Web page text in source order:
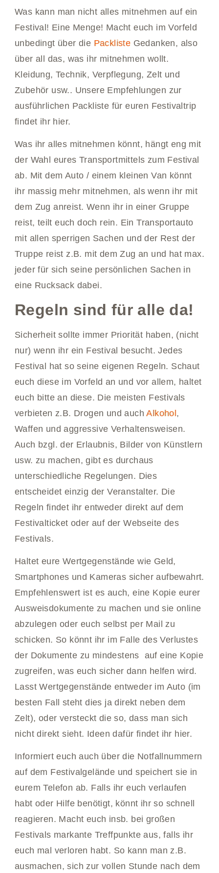
Was kann man nicht alles mitnehmen auf ein
Festival! Eine Menge! Macht euch im Vorfeld
unbedingt über die Packliste Gedanken, also
über all das, was ihr mitnehmen wollt.
Kleidung, Technik, Verpflegung, Zelt und
Zubehör usw.. Unsere Empfehlungen zur
ausführlichen Packliste für euren Festivaltrip
findet ihr hier.
Was ihr alles mitnehmen könnt, hängt eng mit
der Wahl eures Transportmittels zum Festival
ab. Mit dem Auto / einem kleinen Van könnt
ihr massig mehr mitnehmen, als wenn ihr mit
dem Zug anreist. Wenn ihr in einer Gruppe
reist, teilt euch doch rein. Ein Transportauto
mit allen sperrigen Sachen und der Rest der
Truppe reist z.B. mit dem Zug an und hat max.
jeder für sich seine persönlichen Sachen in
eine Rucksack dabei.
Regeln sind für alle da!
Sicherheit sollte immer Priorität haben, (nicht
nur) wenn ihr ein Festival besucht. Jedes
Festival hat so seine eigenen Regeln. Schaut
euch diese im Vorfeld an und vor allem, haltet
euch bitte an diese. Die meisten Festivals
verbieten z.B. Drogen und auchAlkohol,
Waffen und aggressive Verhaltensweisen.
Auch bzgl. der Erlaubnis, Bilder von Künstlern
usw. zu machen, gibt es durchaus
unterschiedliche Regelungen. Dies
entscheidet einzig der Veranstalter. Die
Regeln findet ihr entweder direkt auf dem
Festivalticket oder auf der Webseite des
Festivals.
Haltet eure Wertgegenstände wie Geld,
Smartphones und Kameras sicher aufbewahrt.
Empfehlenswert ist es auch, eine Kopie eurer
Ausweisdokumente zu machen und sie online
abzulegen oder euch selbst per Mail zu
schicken. So könnt ihr im Falle des Verlustes
der Dokumente zu mindestens auf eine Kopie
zugreifen, was euch sicher dann helfen wird.
Lasst Wertgegenstände entweder im Auto (im
besten Fall steht dies ja direkt neben dem
Zelt), oder versteckt die so, dass man sich
nicht direkt sieht. Ideen dafür findet ihr hier.
Informiert euch auch über die Notfallnummern
auf dem Festivalgelände und speichert sie in
eurem Telefon ab. Falls ihr euch verlaufen
habt oder Hilfe benötigt, könnt ihr so schnell
reagieren. Macht euch insb. bei großen
Festivals markante Treffpunkte aus, falls ihr
euch mal verloren habt. So kann man z.B.
ausmachen, sich zur vollen Stunde nach dem